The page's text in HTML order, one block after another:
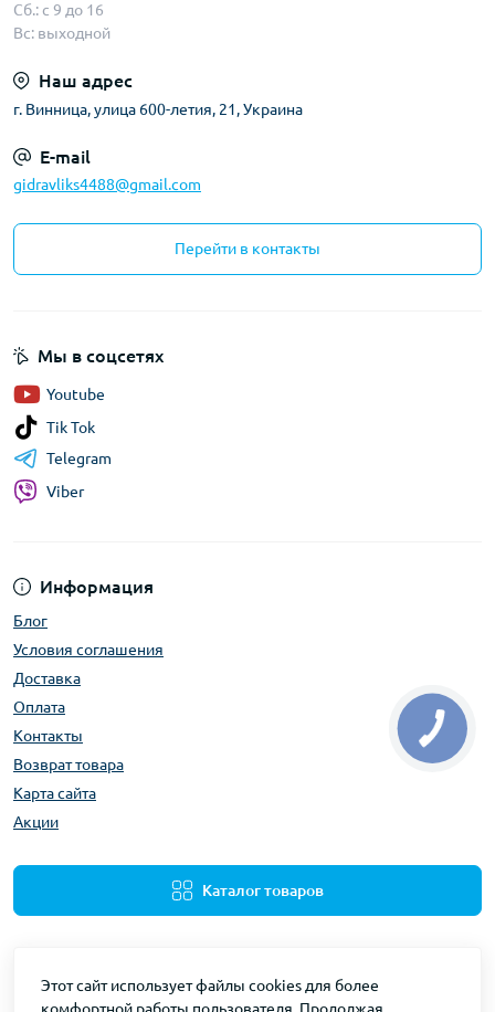
Сб.: с 9 до 16
Вс: выходной
Наш адрес
г. Винница, улица 600-летия, 21, Украина
E-mail
gidravliks4488@gmail.com
Перейти в контакты
Информация
Блог
Условия соглашения
Доставка
Оплата
Контакты
Возврат товара
Карта сайта
Акции
Каталог товаров
Мы в соцсетях
Youtube
Tik Tok
Telegram
Viber
Этот сайт использует файлы cookies для более